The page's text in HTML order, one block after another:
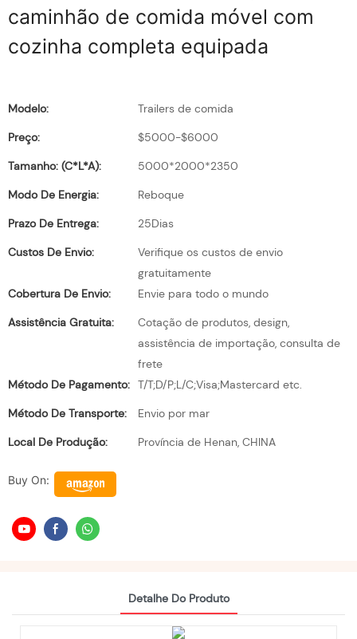
caminhão de comida móvel com
cozinha completa equipada
Modelo:
Trailers de comida
Preço:
$5000-$6000
Tamanho: (C*L*A):
5000*2000*2350
Modo De Energia:
Reboque
Prazo De Entrega:
25Dias
Custos De Envio:
Verifique os custos de envio
gratuitamente
Cobertura De Envio:
Envie para todo o mundo
Assistência Gratuita:
Cotação de produtos, design,
assistência de importação, consulta de
frete
Método De Pagamento: T/T;D/P;L/C;Visa;Mastercard etc.
Método De Transporte:
Envio por mar
Local De Produção:
Província de Henan, CHINA
Buy On:
Detalhe Do Produto